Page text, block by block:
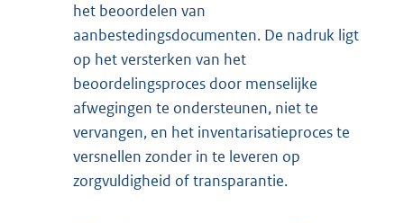
het beoordelen van
aanbestedingsdocumenten. De nadruk ligt
op het versterken van het
beoordelingsproces door menselijke
afwegingen te ondersteunen, niet te
vervangen, en het inventarisatieproces te
versnellen zonder in te leveren op
zorgvuldigheid of transparantie.